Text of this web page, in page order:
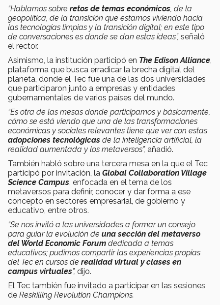
“Hablamos sobre retos de temas económicos, de la
geopolítica, de la transición que estamos viviendo hacia
las tecnologías limpias y la transición digital; en este tipo
de conversaciones es donde se dan estas ideas”, señaló
el rector.
Asimismo, la institución participó en The Edison Alliance,
plataforma que busca erradicar la brecha digital del
planeta, donde el Tec fue una de las dos universidades
que participaron junto a empresas y entidades
gubernamentales de varios países del mundo.
“Es otra de las mesas donde participamos y básicamente,
cómo se está viendo que una de las transformaciones
económicas y sociales relevantes tiene que ver con estas
adopciones tecnológicas de la inteligencia artificial, la
realidad aumentada y los metaversos”, añadió.
También habló sobre una tercera mesa en la que el Tec
participó por invitación, la Global Collaboration Village
Science Campus, enfocada en el tema de los
metaversos para definir, conocer y dar forma a ese
concepto en sectores empresarial, de gobierno y
educativo, entre otros.
“Se nos invitó a las universidades a formar un consejo
para guiar la evolución de una sección del metaverso
del World Economic Forum dedicada a temas
educativos; pudimos compartir las experiencias propias
del Tec en cursos de realidad virtual y clases en
campus virtuales”, dijo.
El Tec también fue invitado a participar en las sesiones
de Reskilling Revolution Champions.